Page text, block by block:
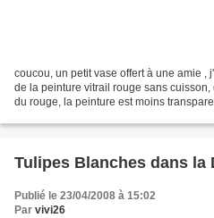
coucou, un petit vase offert à une amie ,
de la peinture vitrail rouge sans
du rouge, la peinture est moins
Tulipes Blanches dans la
Publié le 23/04/2008 à 15:02
Par vivi26